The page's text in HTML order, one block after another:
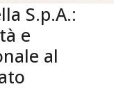
S.p.A.:
e
al